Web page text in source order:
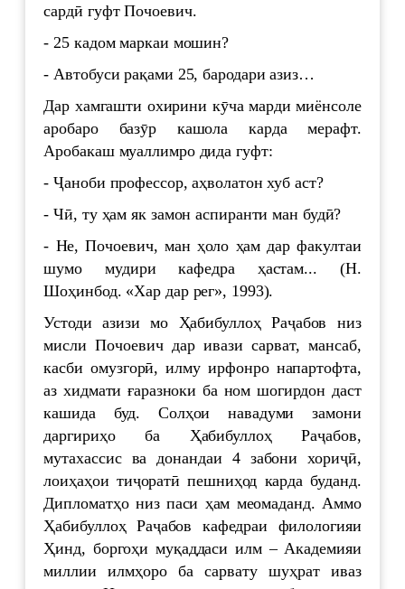
сардӣ гуфт Почоевич.
- 25 кадом маркаи мошин?
- Автобуси рақами 25, бародари азиз…
Дар хамгашти охирини кӯча марди миёнсоле
аробаро базӯр кашола карда мерафт.
Аробакаш муаллимро дида гуфт:
- Ҷаноби профессор, аҳволатон хуб аст?
- Чӣ, ту ҳам як замон аспиранти ман будӣ?
- Не, Почоевич, ман ҳоло ҳам дар факултаи
шумо мудири кафедра ҳастам... (Н.
Шоҳинбод. «Хар дар рег», 1993).
Устоди азизи мо Ҳабибуллоҳ Раҷабов низ
мисли Почоевич дар ивази сарват, мансаб,
касби омузгорӣ, илму ирфонро напартофта,
аз хидмати ғаразноки ба ном шогирдон даст
кашида буд. Солҳои навадуми замони
даргириҳо ба Ҳабибуллоҳ Раҷабов,
мутахассис ва донандаи 4 забони хориҷӣ,
лоиҳаҳои тиҷоратӣ пешниҳод карда буданд.
Дипломатҳо низ паси ҳам меомаданд. Аммо
Ҳабибуллоҳ Раҷабов кафедраи филологияи
Ҳинд, боргоҳи муқаддаси илм – Академияи
миллии илмҳоро ба сарвату шуҳрат иваз